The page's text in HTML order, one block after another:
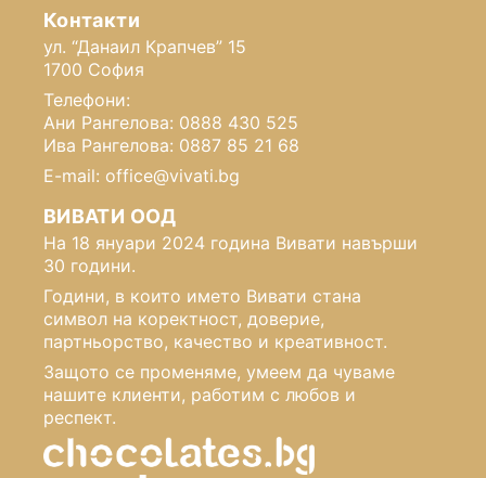
Контакти
ул. “Данаил Крапчев” 15
1700 София
Телефони:
Ани Рангелова: 0888 430 525
Ива Рангелова: 0887 85 21 68
E-mail: office@vivati.bg
ВИВАТИ ООД
На 18 януари 2024 година Вивати навърши
30 години.
Години, в които името Вивати стана
символ на коректност, доверие,
партньорство, качество и креативност.
Защото се променяме, умеем да чуваме
нашите клиенти, работим с любов и
респект.